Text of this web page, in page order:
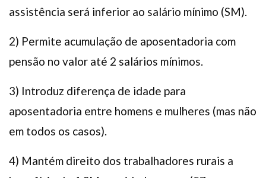
assistência será inferior ao salário mínimo (SM).
2) Permite acumulação de aposentadoria com
pensão no valor até 2 salários mínimos.
3) Introduz diferença de idade para
aposentadoria entre homens e mulheres (mas não
em todos os casos).
4) Mantém direito dos trabalhadores rurais a